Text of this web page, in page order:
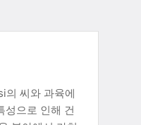
의 씨와 과육에
성으로 인해 건